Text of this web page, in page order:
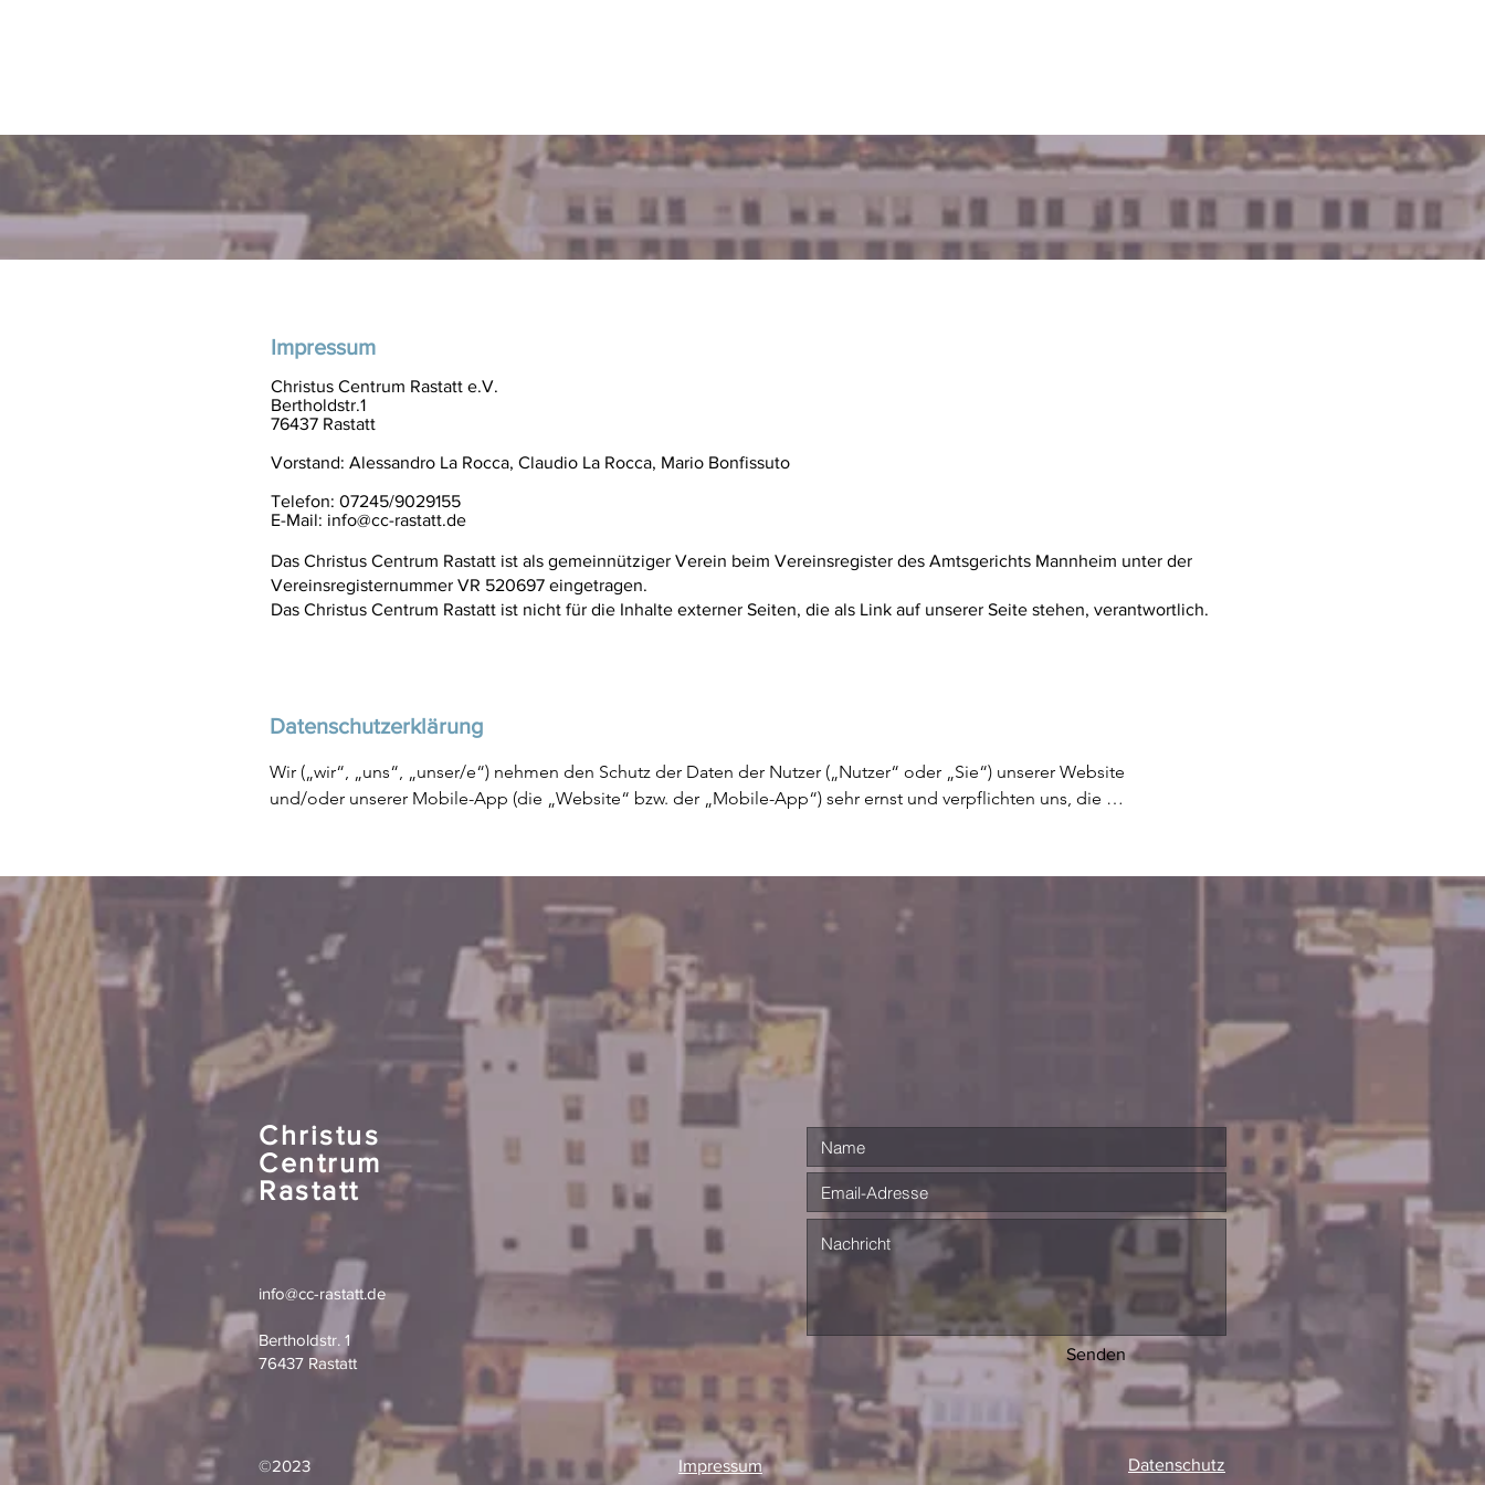
Impressum
Christus Centrum Rastatt e.V.
Bertholdstr.1
76437 Rastatt
Vorstand: Alessandro La Rocca, Claudio La Rocca, Mario Bonfissuto
Telefon: 07245/9029155
E-Mail: info@cc-rastatt.de
Das Christus Centrum Rastatt ist als gemeinnütziger Verein beim Vereinsregister des Amtsgerichts Mannheim unter der
Vereinsregisternummer VR 520697 eingetragen.
Das Christus Centrum Rastatt ist nicht für die Inhalte externer Seiten, die als Link auf unserer Seite stehen, verantwortlich.
Datenschutzerklärung
Wir („wir“, „uns“, „unser/e“) nehmen den Schutz der Daten der Nutzer („Nutzer“ oder „Sie“) unserer Website und/oder unserer Mobile-App (die „Website“ bzw. der „Mobile-App“) sehr ernst und verpflichten uns, die Informationen, die Nutzer uns in Verbindung mit der Nutzung unserer Website und/oder unseres Mobile-App (zusammen: „digitale Assets“) zur Verfügung stellen, zu schützen. Des Weiteren verpflichten wir uns, Ihre Daten gemäß anwendbarem Recht zu schützen und zu verwenden.
Diese Datenschutzrichtlinie erläutert unsere Praktiken in Bezug auf die Erfassung, Verwendung und Offenlegung Ihrer Daten durch die Nutzung unserer digitalen Assets (die „Dienste“), wenn Sie über Ihre Geräte auf die Dienste zugreifen.
Lesen Sie die Datenschutzrichtlinie bitte sorgfältig durch und stellen Sie sicher, dass Sie unsere Praktiken in Bezug auf Ihre Daten vollumfänglich verstehen, bevor Sie unsere Dienste verwenden. Wenn Sie diese Richtlinie gelesen, vollumfänglich verstanden haben und nicht mit unserer Vorgehensweise einverstanden sind, müssen Sie die Nutzung unserer digitalen Assets und Dienste einstellen. Mit der Nutzung unserer Dienste erkennen Sie die Bedingungen dieser Datenschutzrichtlinie an. Die weitere Nutzung der Dienste stellt Ihre Zustimmung zu dieser Datenschutzrichtlinie und allen Änderungen daran dar.
In dieser Datenschutzrichtlinie erfahren Sie:
•Wie wir Daten sammeln
•Welche Daten wir erfassen
•Warum wir diese Daten erfassen
•An wen wir die Daten weitergeben
•Wo die Daten gespeichert werden
•Wie lange die Daten vorgehalten werden
•Wie wir die Daten schützen
•Wie wir mit Minderjährigen umgehen
•Aktualisierungen oder Änderungen der Datenschutzrichtlinie
________________________________________
Welche Daten erfassen wir?
Nachstehend erhalten Sie einen Überblick über die Daten, die wir erfassen können:

•Nicht identifizierte und nicht identifizierbare Informationen, die Sie während des Registrierungsprozesses bereitstellen oder die über die Nutzung unserer Dienste gesammelt werden („nicht personenbezogene Daten“). Nicht personenbezogene Daten lassen keine Rückschlüsse darauf zu, von wem sie erfasst wurden. Nicht personenbezogene Daten, die wir erfassen, bestehen hauptsächlich aus technischen und zusammengefassten Nutzungsinformationen.
•Individuell identifizierbare Informationen, d. h. all jene, über die man Sie identifizieren kann oder mit vertretbarem Aufwand identifizieren könnte („personenbezogene Daten“). Zu den personenbezogenen Daten, die wir über unsere Dienste erfassen, können Informationen gehören, die von Zeit zu Zeit angefordert werden, wie Namen, E-Mail-Adressen, Adressen, Telefonnummern, IP-Adressen und mehr. Wenn wir personenbezogene mit nicht personenbezogenen Daten kombinieren, werden diese, solange sie in Kombination vorliegen, von uns als personenbezogene Daten behandelt.
________________________________________
Wie sammeln wir Daten?
Nachstehend sind die wichtigsten Methoden aufgeführt, die wir zur Sammlung von Daten verwenden:

•Wir erfassen Daten bei der Nutzung unserer Dienste. Wenn Sie also unsere digitalen Assets besuchen und Dienste nutzen, können wir die Nutzung, Sitzungen und die dazugehörigen Informationen sammeln, erfassen und speichern.
•Wir erfassen Daten, die Sie uns selbst zur Verfügung stellen, beispielsweise, wenn Sie über einen Kommunikationskanal direkt mit uns Kontakt aufnehmen (z. B. eine E-Mail mit einem Kommentar oder Feedback).
•Wir können, wie unten beschrieben, Daten aus Drittquellen erfassen.
•Wir erfassen Daten, die Sie uns zur Verfügung stellen, wenn Sie sich über einen Drittanbieter wie Facebook oder Google bei unseren Diensten anmelden.
________________________________________
Warum erfassen wir diese Daten?
Wir können Ihre Daten für folgende Zwecke verwenden:

•um unsere Dienste zur Verfügung zu stellen und zu betreiben;
•um unsere Dienste zu entwickeln, anzupassen und zu verbessern;
•um auf Ihr Feedback, Ihre Anfragen und Wünsche zu reagieren und Hilfe anzubieten;
•um Anforderungs- und Nutzungsmuster zu analysieren;
•für sonstige interne, statistische und Recherchezwecke;
•um unsere Möglichkeiten zur Datensicherheit und Betrugsprävention verbessern zu können;
•um Verstöße zu untersuchen und unsere Bedingungen und Richtlinien durchzusetzen sowie um dem anwendbaren Recht, den Vorschriften bzw. behördlichen Anordnungen zu entsprechen;
•um Ihnen Aktualisierungen, Nachrichten, Werbematerial und sonstige Informationen im Zusammenhang mit unseren Diensten zu übermitteln. Bei Werbe-E-Mails können Sie selbst entscheiden, ob Sie diese weiterhin erhalten möchten. Wenn nicht, klicken Sie einfach auf den Abmeldelink in diesen E-Mails.
________________________________________
An wen geben wir diese Daten weiter?
Wir können Ihre Daten an unsere Dienstleister weitergeben, um unsere Dienste zu betreiben (z. B. Speicherung von Daten über Hosting-Dienste Dritter, Bereitstellung technischer Unterstützung usw.).

Wir können Ihre Daten auch unter folgenden Umständen offenlegen: (i) um rechtswidrige Aktivitäten oder sonstiges Fehlverhalten zu untersuchen, aufzudecken, zu verhindern oder dagegen vorzugehen; (ii) um unsere Rechte auf Verteidigung zu begründen oder auszuüben; (iii) um unsere Rechte, unser Eigentum oder unsere persönliche Sicherheit sowie die Sicherheit unserer Nutzer oder der Öffentlichkeit zu schützen; (iv) im Falle eines Kontrollwechsels bei uns oder bei einem unserer verbundenen Unternehmen (im Wege einer Verschmelzung, des Erwerbs oder Kaufs (im Wesentlichen) aller Vermögenswerte u. a.); (v) um Ihre Daten mittels befugter Drittanbieter zu erfassen, vorzuhalten und/oder zu verwalten (z. B. Cloud-Service-Anbieter), soweit dies für geschäftliche Zwecke angemessen ist; (vi) um mit Drittanbietern gemeinsam an der Verbesserung Ihres Nutzererlebnisses zu arbeiten. Zur Vermeidung von Missverständnissen möchten wir darauf hinweisen, dass wir nicht personenbezogene Daten nach eigenem Ermessen an Dritte übermitteln bzw. weitergeben oder anderweitig verwenden können.

Cookies und ähnliche Technologien
Wenn Sie unsere Dienste besuchen oder darauf zugreifen, autorisieren wir Dritte dazu, Webbeacons, Cookies, Pixel Tags, Skripte sowie andere Technologien und Analysedienste („Tracking-Technologien“) einzusetzen. Diese Tracking-Technologien können es Dritten ermöglichen, Ihre Daten automatisch zu erfassen, um das Navigationserlebnis auf unseren digitalen Assets zu verbessern, deren Performance zu optimieren und ein maßgeschneidertes Nutzererlebnis zu gewährleisten, sowie zu Zwecken der Sicherheit und der Betrugsprävention.

Um mehr darüber zu erfahren, lesen Sie bitte unsere Cookie-Richtlinie.

Ohne Ihre Zustimmung werden wir Ihre E-Mail-Adresse oder andere personenbezogenen Daten nicht an Werbeunternehmen oder Werbenetzwerke weitergeben.

________________________________________
Wo speichern wir die Daten?

Nicht personenbezogene Daten

Bitte beachten Sie, dass unsere Unternehmen sowie unsere vertrauenswürdigen Partner und Dienstanbieter auf der ganzen Welt ansässig sind. Zu den in dieser Datenschutzrichtlinie erläuterten Zwecke speichern und verarbeiten wir alle nicht personenbezogenen Daten, die wir erfassen, in unterschiedlichen Rechtsordnungen.

Personenbezogene Daten
Personenbezogene Daten können in den Vereinigten Staaten, in Irland, Südkorea, Taiwan, Israel und soweit für die ordnungsgemäße Bereitstellung unserer Dienste und/oder gesetzlich vorgeschrieben (wie nachstehend weiter erläutert) in anderen Rechtsordnungen gepflegt, verarbeitet und gespeichert werden.
________________________________________
Wie lange werden die Daten vorgehalten?
Bitte beachten Sie, dass wir die erfassten Daten so lange aufbewahren, wie es für die Bereitstellung unserer Dienste, zur Einhaltung unserer gesetzlichen und vertraglichen Verpflichtungen gegenüber Ihnen, zur Beilegung von Streitigkeiten und zur Durchsetzung unserer Vereinbarungen erforderlich ist.
Wir können unrichtige oder unvollständige Daten jederzeit nach eigenem Ermessen berichtigen, ergänzen oder löschen.

Wie schützen wir die Daten?
Der Hosting-Dienst für unserer digitalen Assets stellt uns die Online-Plattform zu Verfügung, über die wir Ihnen unsere Dienste anbieten können. Ihre Daten können über die Datenspeicherung, Datenbanken und allgemeine Anwendungen unseres Hosting-Anbieters gespeichert werden. Er speichert Ihre Daten auf sicheren Servern hinter einer Firewall und er bietet sicheren HTTPS-Zugriff auf die meisten Bereiche seiner Dienste.

Alle von uns und unserem Hosting-Anbieter für unsere digitalen Assets angebotenen Zahlungsmöglichkeiten halten die Vorschriften des PCI-DSS (Datensicherheitsstandard der Kreditkartenindustrie) des PCI Security Standards Council (Rat für Sicherheitsstandards der Kreditkartenindustrie) ein. Dabei handelt es sich um die Zusammenarbeit von Marken wie Visa, MasterCard, American Express und Discover. PCI-DSS-Anforderungen helfen, den sicheren Umgang mit Kreditkartendaten (u. a. physische, elektronische und verfahrenstechnische Maßnahmen) durch unseren Shop und die Dienstanbieter zu gewährleisten.

Ungeachtet der von uns und unserem Hosting-Anbieter ergriffenen Maßnahmen und Bemühungen können und werden wir keinen absoluten Schutz und keine absolute Sicherheit der Daten garantieren, die Sie hochladen, veröffentlichen oder anderweitig an uns oder andere weitergeben.
Aus diesem Grund möchten wir Sie bitten, sichere Passwörter festzulegen und uns oder anderen nach Möglichkeit keine vertraulichen Informationen zu übermitteln, deren Offenlegung Ihnen Ihrer Meinung nach erheblich bzw. nachhaltig schaden könnte. Da E-Mail und Instant Messaging nicht als sichere Kommunikationsformen gelten, bitten wir Sie außerdem, keine vertraulichen Informationen über einen dieser Kommunikationskanäle weiterzugeben.
________________________________________
Wie gehen wir mit Minderjährigen um?
Kinder können unsere Dienste nutzen. Wenn sie jedoch Zugriff auf bestimmte Funktionen wünschen, müssen sie ggf. gewisse Angaben mac
Christus
Centrum
Rastatt
info@cc-rastatt.de
Bertholdstr. 1
76437 Rastatt
©2023
Senden
Impressum Datenschutz